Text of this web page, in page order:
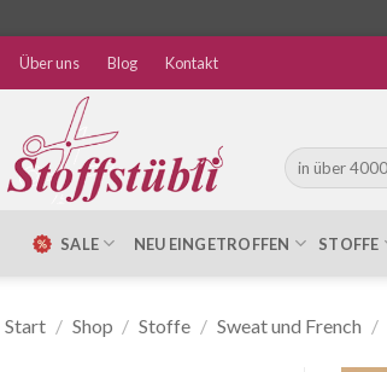
Über uns Blog Kontakt
Suche
nach:
SALE NEU EINGETROFFEN STOFFE
Start / Shop / Stoffe / Sweat und French /